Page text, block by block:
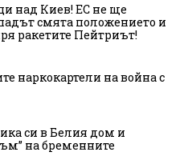
над Киев! ЕС не ще
смята положението и
ракетите Пейтриът!
наркокартели на война с
си в Белия дом и
на бременните